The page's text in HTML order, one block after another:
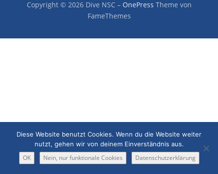
Copyright © 2026 Dive NSC – OnePress Theme von
FameThemes
Diese Website benutzt Cookies. Wenn du die Website weiter
nutzt, gehen wir von deinem Einverständnis aus.
OK Nein, nur funktionale Cookies Datenschutzerklärung